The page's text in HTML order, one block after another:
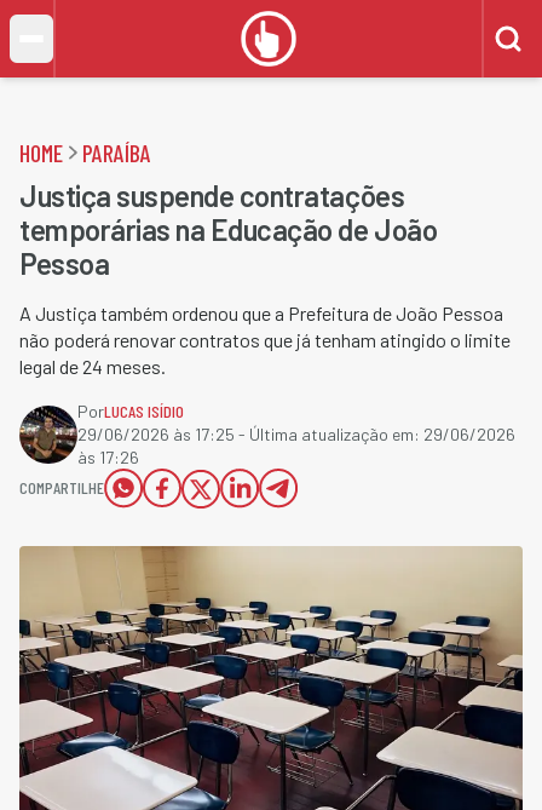
HOME PARAÍBA
Justiça suspende contratações
temporárias na Educação de João
Pessoa
A Justiça também ordenou que a Prefeitura de João Pessoa
não poderá renovar contratos que já tenham atingido o limite
legal de 24 meses.
PorLUCAS ISÍDIO
29/06/2026 às 17:25 - Última atualização em: 29/06/2026
às 17:26
COMPARTILHE